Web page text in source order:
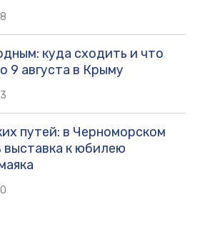
куда сходить и что
9 августа в Крыму
путей: в Черноморском
выставка к юбилею